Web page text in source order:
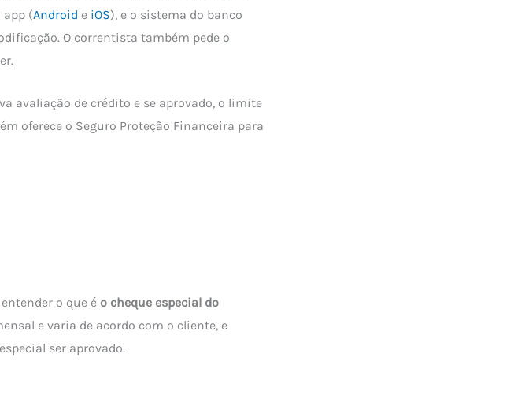
app (Android e iOS), e o sistema do banco
O correntista também pede o
avaliação de crédito e se aprovado, o limite
oferece o Seguro Proteção Financeira para
o que é o cheque especial do
e varia de acordo com o cliente, e
ser aprovado.